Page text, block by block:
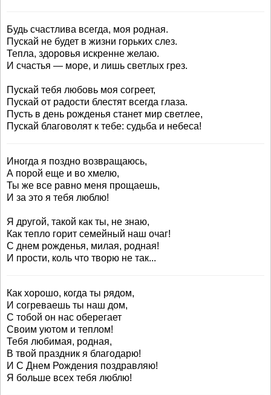
Будь счастлива всегда, моя родная.
Пускай не будет в жизни горьких слез.
Тепла, здоровья искренне желаю.
И счастья — море, и лишь светлых грез.
Пускай тебя любовь моя согреет,
Пускай от радости блестят всегда глаза.
Пусть в день рожденья станет мир светлее,
Пускай благоволят к тебе: судьба и небеса!
Иногда я поздно возвращаюсь,
А порой еще и во хмелю,
Ты же все равно меня прощаешь,
И за это я тебя люблю!
Я другой, такой как ты, не знаю,
Как тепло горит семейный наш очаг!
С днем рожденья, милая, родная!
И прости, коль что творю не так...
Как хорошо, когда ты рядом,
И согреваешь ты наш дом,
С тобой он нас оберегает
Своим уютом и теплом!
Тебя любимая, родная,
В твой праздник я благодарю!
И С Днем Рождения поздравляю!
Я больше всех тебя люблю!